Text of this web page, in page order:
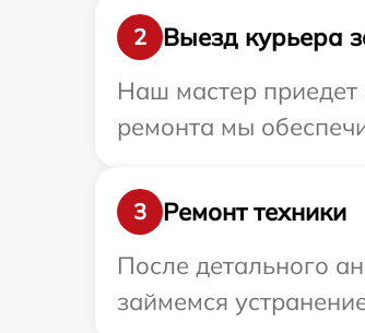
2
Выезд курьера
Наш мастер приедет
ремонта мы
3
Ремонт техники
После детального
займемся